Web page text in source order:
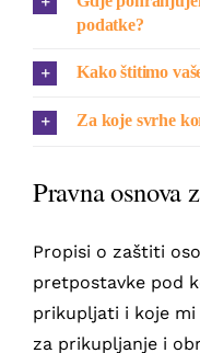
podatke?
Kako štitimo
Za koje svrhe
Pravna osnova
Propisi o zaštiti
pretpostavke pod
prikupljati i koje
za prikupljanje i